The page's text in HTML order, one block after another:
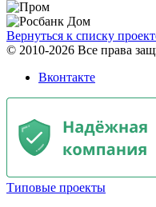
Вернуться к списку
© 2010-2026 Все права
Вконтакте
Типовые проекты